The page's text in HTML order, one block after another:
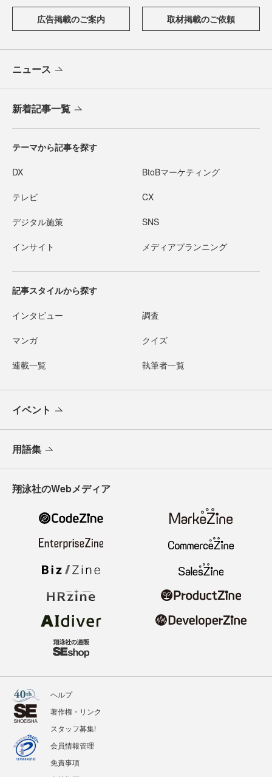
広告掲載のご案内 取材掲載のご依頼
ニュース
新着記事一覧
テーマから記事を探す
DX BtoBマーケティング
テレビ CX
デジタル施策 SNS
インサイト メディアプランニング
記事スタイルから探す
インタビュー 調査
マンガ クイズ
連載一覧 執筆者一覧
イベント
用語集
翔泳社のWebメディア
ヘルプ
著作権・リンク
スタッフ募集!
会員情報管理
免責事項